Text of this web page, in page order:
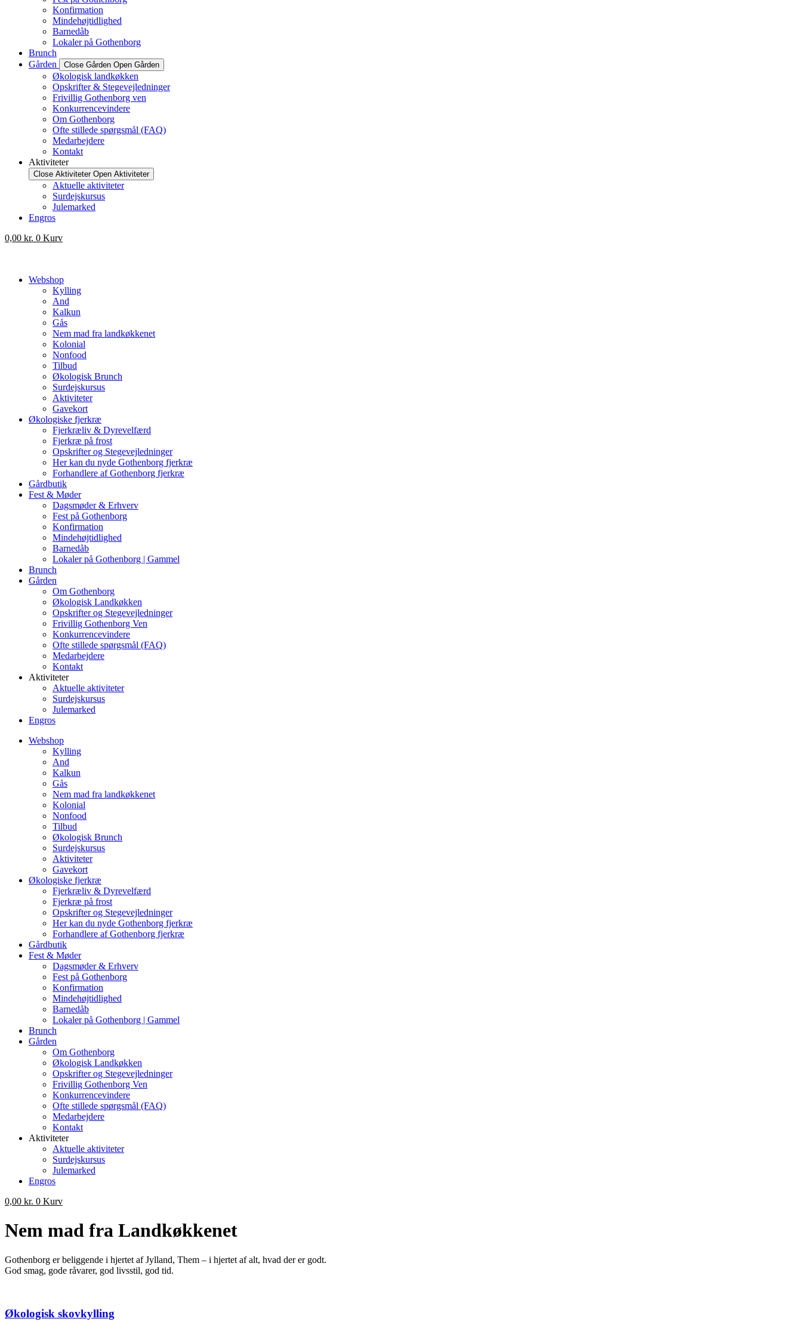
Konfirmation
Mindehøjtidlighed
Barnedåb
Lokaler på Gothenborg
Brunch
Gården
Close Gården Open Gården
Økologisk landkøkken
Opskrifter & Stegevejledninger
Frivillig Gothenborg ven
Konkurrencevindere
Om Gothenborg
Ofte stillede spørgsmål (FAQ)
Medarbejdere
Kontakt
Aktiviteter
Close Aktiviteter Open Aktiviteter
Aktuelle aktiviteter
Surdejskursus
Julemarked
Engros
0,00 kr. 0 Kurv
Webshop
Kylling
And
Kalkun
Gås
Nem mad fra landkøkkenet
Kolonial
Nonfood
Tilbud
Økologisk Brunch
Surdejskursus
Aktiviteter
Gavekort
Økologiske fjerkræ
Fjerkræliv & Dyrevelfærd
Fjerkræ på frost
Opskrifter og Stegevejledninger
Her kan du nyde Gothenborg fjerkræ
Forhandlere af Gothenborg fjerkræ
Gårdbutik
Fest & Møder
Dagsmøder & Erhverv
Fest på Gothenborg
Konfirmation
Mindehøjtidlighed
Barnedåb
Lokaler på Gothenborg | Gammel
Brunch
Gården
Om Gothenborg
Økologisk Landkøkken
Opskrifter og Stegevejledninger
Frivillig Gothenborg Ven
Konkurrencevindere
Ofte stillede spørgsmål (FAQ)
Medarbejdere
Kontakt
Aktiviteter
Aktuelle aktiviteter
Surdejskursus
Julemarked
Engros
Webshop
Kylling
And
Kalkun
Gås
Nem mad fra landkøkkenet
Kolonial
Nonfood
Tilbud
Økologisk Brunch
Surdejskursus
Aktiviteter
Gavekort
Økologiske fjerkræ
Fjerkræliv & Dyrevelfærd
Fjerkræ på frost
Opskrifter og Stegevejledninger
Her kan du nyde Gothenborg fjerkræ
Forhandlere af Gothenborg fjerkræ
Gårdbutik
Fest & Møder
Dagsmøder & Erhverv
Fest på Gothenborg
Konfirmation
Mindehøjtidlighed
Barnedåb
Lokaler på Gothenborg | Gammel
Brunch
Gården
Om Gothenborg
Økologisk Landkøkken
Opskrifter og Stegevejledninger
Frivillig Gothenborg Ven
Konkurrencevindere
Ofte stillede spørgsmål (FAQ)
Medarbejdere
Kontakt
Aktiviteter
Aktuelle aktiviteter
Surdejskursus
Julemarked
Engros
0,00 kr. 0 Kurv
Nem mad fra Landkøkkenet
Gothenborg er beliggende i hjertet af Jylland, Them – i hjertet af alt, hvad der er godt.
God smag, gode råvarer, god livsstil, god tid.
Økologisk skovkylling